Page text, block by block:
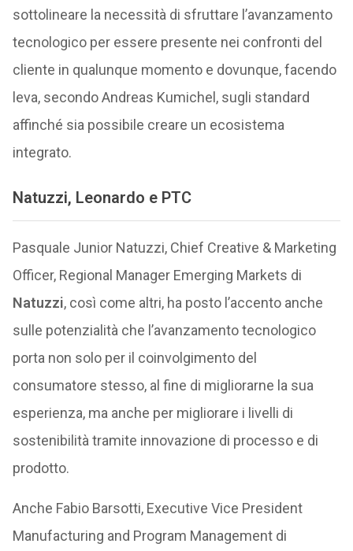
sottolineare la necessità di sfruttare l’avanzamento
tecnologico per essere presente nei confronti del
cliente in qualunque momento e dovunque, facendo
leva, secondo Andreas Kumichel, sugli standard
affinché sia possibile creare un ecosistema
integrato.
Natuzzi, Leonardo e PTC
Pasquale Junior Natuzzi, Chief Creative & Marketing
Officer, Regional Manager Emerging Markets di
Natuzzi, così come altri, ha posto l’accento anche
sulle potenzialità che l’avanzamento tecnologico
porta non solo per il coinvolgimento del
consumatore stesso, al fine di migliorarne la sua
esperienza, ma anche per migliorare i livelli di
sostenibilità tramite innovazione di processo e di
prodotto.
Anche Fabio Barsotti, Executive Vice President
Manufacturing and Program Management di